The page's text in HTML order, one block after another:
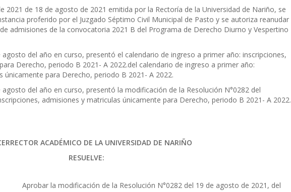
2021 de 18 de agosto de 2021 emitida por la Rectoría de la Universidad de Nariño, se
proferido por el Juzgado Séptimo Civil Municipal de Pasto y se autoriza reanudar
admisiones de la convocatoria 2021 B del Programa de Derecho Diurno y Vespertino
agosto del año en curso, presentó el calendario de ingreso a primer año: inscripciones,
Derecho, periodo B 2021- A 2022.del calendario de ingreso a primer año:
únicamente para Derecho, periodo B 2021- A 2022.
agosto del año en curso, presentó la modificación de la Resolución N°0282 del
admisiones y matriculas únicamente para Derecho, periodo B 2021- A 2022.
ACADÉMICO DE LA UNIVERSIDAD DE NARIÑO
RESUELVE:
Aprobar la modificación de la Resolución N°0282 del 19 de agosto de 2021, del